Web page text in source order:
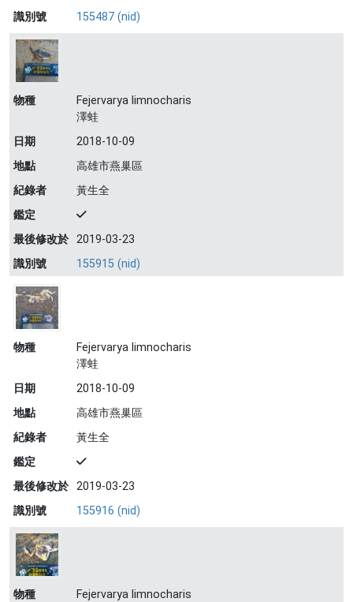
識別號
155487 (nid)
物種
Fejervarya limnocharis
澤蛙
日期
2018-10-09
地點
高雄市燕巢區
紀錄者
黃生全
鑑定
最後修改於 2019-03-23
識別號
155915 (nid)
物種
Fejervarya limnocharis
澤蛙
日期
2018-10-09
地點
高雄市燕巢區
紀錄者
黃生全
鑑定
最後修改於 2019-03-23
識別號
155916 (nid)
物種
Fejervarya limnocharis